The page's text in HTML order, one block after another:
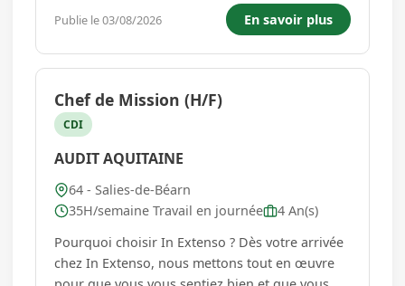
de travail agréable et accueillant. Ce poste
requiert une attention particulière aux détails et
un sens aigu du s...
Publie le 03/08/2026 En savoir plus
Chef de Mission (H/F)
CDI
AUDIT AQUITAINE
64 - Salies-de-Béarn
35H/semaine Travail en journée
4 An(s)
Pourquoi choisir In Extenso ? Dès votre arrivée
chez In Extenso, nous mettons tout en œuvre